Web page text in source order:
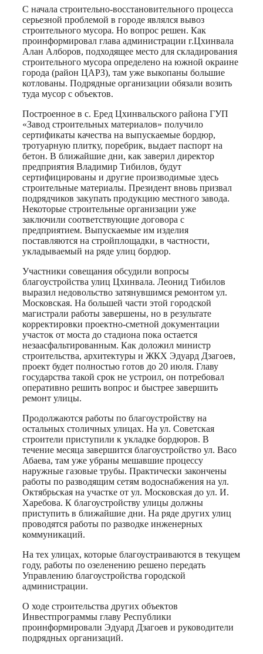
С начала строительно-восстановительного процесса
серьезной проблемой в городе являлся вывоз
строительного мусора. Но вопрос решен. Как
проинформировал глава администрации г.Цхинвала
Алан Алборов, подходящее место для складирования
строительного мусора определено на южной окраине
города (район ЦАРЗ), там уже выкопаны большие
котлованы. Подрядные организации обязали возить
туда мусор с объектов.
Построенное в с. Еред Цхинвальского района ГУП
«Завод строительных материалов» получило
сертификаты качества на выпускаемые бордюр,
тротуарную плитку, поребрик, выдает паспорт на
бетон. В ближайшие дни, как заверил директор
предприятия Владимир Тибилов, будут
сертифицированы и другие производимые здесь
строительные материалы. Президент вновь призвал
подрядчиков закупать продукцию местного завода.
Некоторые строительные организации уже
заключили соответствующие договора с
предприятием. Выпускаемые им изделия
поставляются на стройплощадки, в частности,
укладываемый на ряде улиц бордюр.
Участники совещания обсудили вопросы
благоустройства улиц Цхинвала. Леонид Тибилов
выразил недовольство затянувшимся ремонтом ул.
Московская. На большей части этой городской
магистрали работы завершены, но в результате
корректировки проектно-сметной документации
участок от моста до стадиона пока остается
незаасфальтированным. Как доложил министр
строительства, архитектуры и ЖКХ Эдуард Дзагоев,
проект будет полностью готов до 20 июля. Главу
государства такой срок не устроил, он потребовал
оперативно решить вопрос и быстрее завершить
ремонт улицы.
Продолжаются работы по благоустройству на
остальных столичных улицах. На ул. Советская
строители приступили к укладке бордюров. В
течение месяца завершится благоустройство ул. Васо
Абаева, там уже убраны мешавшие процессу
наружные газовые трубы. Практически закончены
работы по разводящим сетям водоснабжения на ул.
Октябрьская на участке от ул. Московская до ул. И.
Харебова. К благоустройству улицы должны
приступить в ближайшие дни. На ряде других улиц
проводятся работы по разводке инженерных
коммуникаций.
На тех улицах, которые благоустраиваются в текущем
году, работы по озеленению решено передать
Управлению благоустройства городской
администрации.
О ходе строительства других объектов
Инвестпрограммы главу Республики
проинформировали Эдуард Дзагоев и руководители
подрядных организаций.